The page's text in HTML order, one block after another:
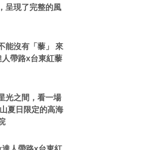
呈現了完整的風
能沒有「藜」 來
人帶路x台東紅藜
光之間，看一場
夏日限定的高海